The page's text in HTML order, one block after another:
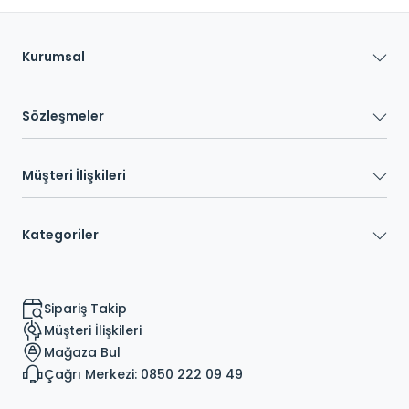
Kurumsal
Sözleşmeler
Müşteri İlişkileri
Kategoriler
Sipariş Takip
Müşteri İlişkileri
Mağaza Bul
Çağrı Merkezi: 0850 222 09 49